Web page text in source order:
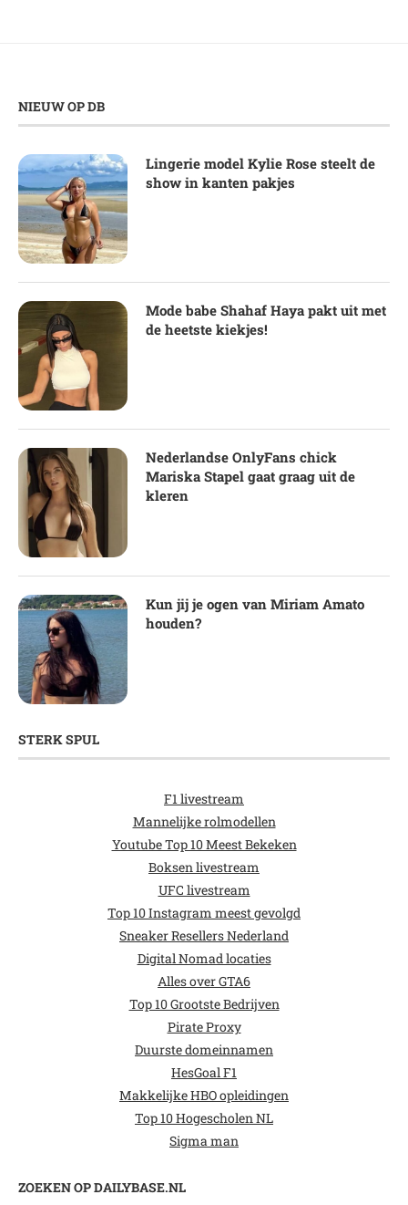
NIEUW OP DB
Lingerie model Kylie Rose steelt de
show in kanten pakjes
Mode babe Shahaf Haya pakt uit met
de heetste kiekjes!
Nederlandse OnlyFans chick
Mariska Stapel gaat graag uit de
kleren
Kun jij je ogen van Miriam Amato
houden?
STERK SPUL
F1 livestream
Mannelijke rolmodellen
Youtube Top 10 Meest Bekeken
Boksen livestream
UFC livestream
Top 10 Instagram meest gevolgd
Sneaker Resellers Nederland
Digital Nomad locaties
Alles over GTA6
Top 10 Grootste Bedrijven
Pirate Proxy
Duurste domeinnamen
HesGoal F1
Makkelijke HBO opleidingen
Top 10 Hogescholen NL
Sigma man
ZOEKEN OP DAILYBASE.NL